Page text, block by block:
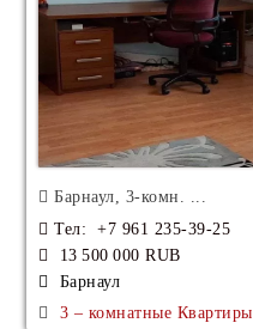
Барнаул, 3-комн. ...
Тел: +7 961 235-39-25
13 500 000 RUB
Барнаул
3 – комнатные Квартиры